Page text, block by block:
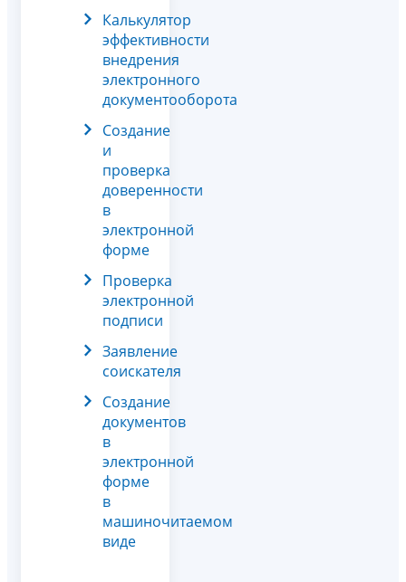
Калькулятор
эффективности
внедрения
электронного
документооборота
Создание
и
проверка
доверенности
в
электронной
форме
Проверка
электронной
подписи
Заявление
соискателя
Создание
документов
в
электронной
форме
в
машиночитаемом
виде